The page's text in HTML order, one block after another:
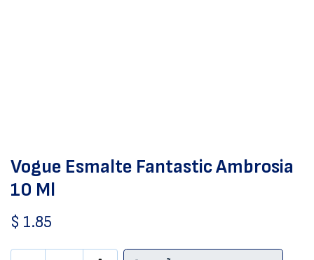
Vogue Esmalte Fantastic Ambrosia
10 Ml
$ 1.85